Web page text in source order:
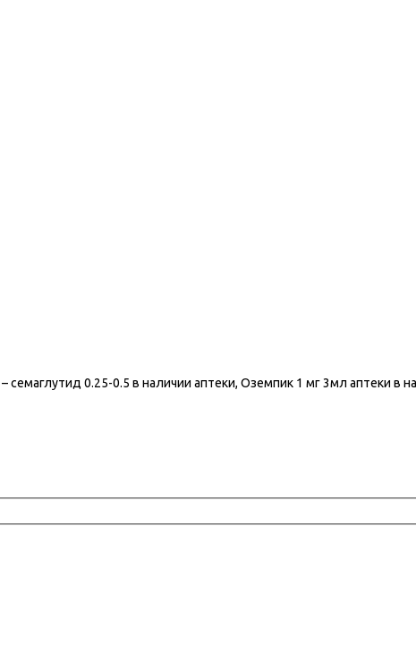
0.25-0.5 в наличии аптеки, Оземпик 1 мг 3мл аптеки в